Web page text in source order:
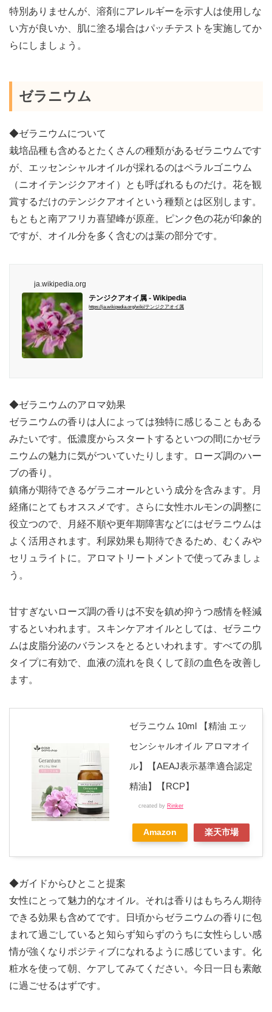
特別ありませんが、溶剤にアレルギーを示す人は使用しな
い方が良いか、肌に塗る場合はパッチテストを実施してか
らにしましょう。
ゼラニウム
◆ゼラニウムについて
栽培品種も含めるとたくさんの種類があるゼラニウムです
が、エッセンシャルオイルが採れるのはペラルゴニウム
（ニオイテンジクアオイ）とも呼ばれるものだけ。花を観
賞するだけのテンジクアオイという種類とは区別します。
もともと南アフリカ喜望峰が原産。ピンク色の花が印象的
ですが、オイル分を多く含むのは葉の部分です。
ja.wikipedia.org
テンジクアオイ属 - Wikipedia
https://ja.wikipedia.org/wiki/テンジクアオイ属
◆ゼラニウムのアロマ効果
ゼラニウムの香りは人によっては独特に感じることもある
みたいです。低濃度からスタートするといつの間にかゼラ
ニウムの魅力に気がついていたりします。ローズ調のハー
ブの香り。
鎮痛が期待できるゲラニオールという成分を含みます。月
経痛にとてもオススメです。さらに女性ホルモンの調整に
役立つので、月経不順や更年期障害などにはゼラニウムは
よく活用されます。利尿効果も期待できるため、むくみや
セリュライトに。アロマトリートメントで使ってみましょ
う。
甘すぎないローズ調の香りは不安を鎮め抑うつ感情を軽減
するといわれます。スキンケアオイルとしては、ゼラニウ
ムは皮脂分泌のバランスをとるといわれます。すべての肌
タイプに有効で、血液の流れを良くして顔の血色を改善し
ます。
ゼラニウム 10ml 【精油 エッ
センシャルオイル アロマオイ
ル】【AEAJ表示基準適合認定
精油】【RCP】
created by Rinker
Amazon 楽天市場
◆ガイドからひとこと提案
女性にとって魅力的なオイル。それは香りはもちろん期待
できる効果も含めてです。日頃からゼラニウムの香りに包
まれて過ごしていると知らず知らずのうちに女性らしい感
情が強くなりポジティブになれるように感じています。化
粧水を使って朝、ケアしてみてください。今日一日も素敵
に過ごせるはずです。